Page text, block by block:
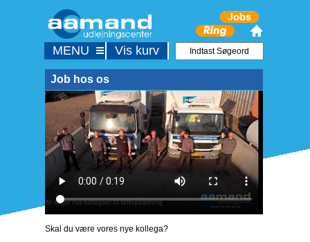
Job hos os
Skal du være vores nye kollega?
MENU Vis kurv